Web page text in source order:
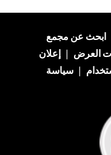
ابحث عن مجمع
العرض | إعلان
| سياسة